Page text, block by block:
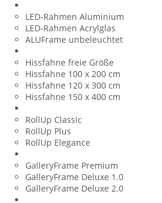
LED-Rahmen Aluminium
LED-Rahmen Acrylglas
ALUFrame unbeleuchtet
Hissfahne freie Größe
Hissfahne 100 x 200 cm
Hissfahne 120 x 300 cm
Hissfahne 150 x 400 cm
RollUp Classic
RollUp Plus
RollUp Elegance
GalleryFrame Premium
GalleryFrame Deluxe 1.0
GalleryFrame Deluxe 2.0